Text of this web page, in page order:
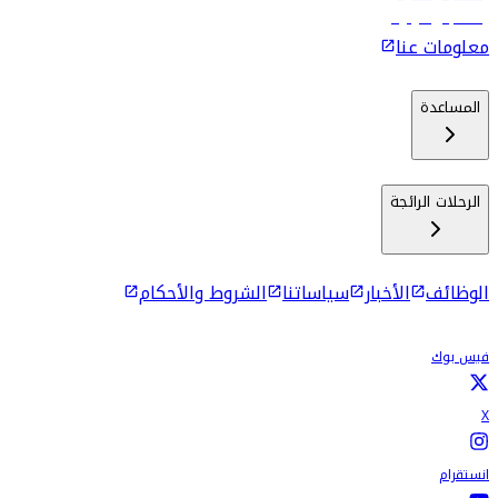
رحلات إلى كولومبو
معلومات عنا
المساعدة
الرحلات الرائجة
الوظائف الأخبار سياساتنا الشروط والأحكام
فيس بوك
X
انستقرام